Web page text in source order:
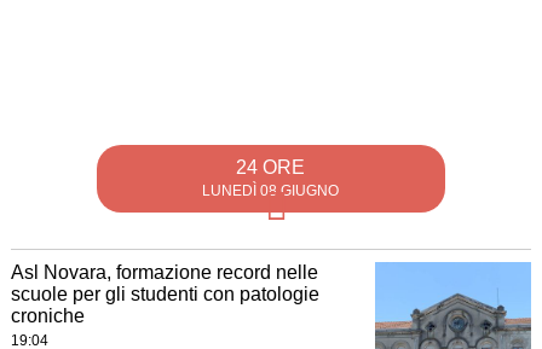
24 ORE
LUNEDÌ 08 GIUGNO
Asl Novara, formazione record nelle
scuole per gli studenti con patologie
croniche
19:04